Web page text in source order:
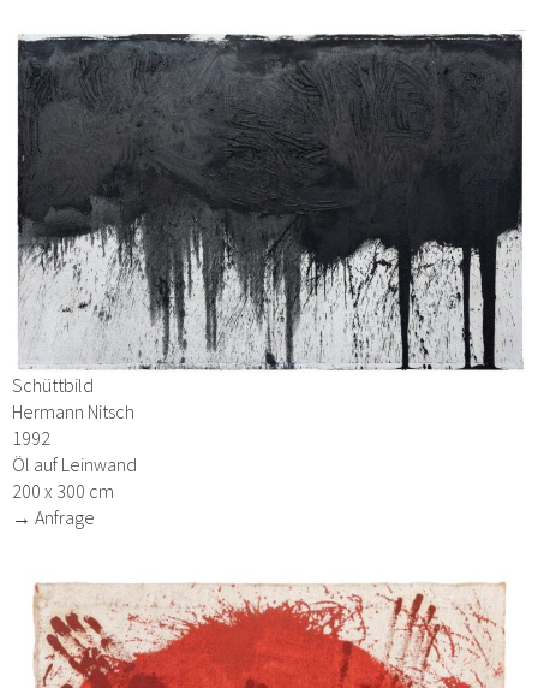
Schüttbild
Hermann Nitsch
1992
Öl auf Leinwand
200 x 300 cm
→ Anfrage